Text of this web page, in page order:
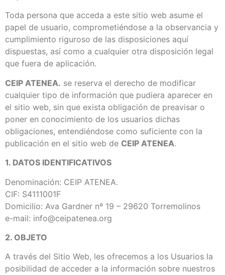
Toda persona que acceda a este sitio web asume el
papel de usuario, comprometiéndose a la observancia y
cumplimiento riguroso de las disposiciones aquí
dispuestas, así como a cualquier otra disposición legal
que fuera de aplicación.
CEIP ATENEA. se reserva el derecho de modificar
cualquier tipo de información que pudiera aparecer en
el sitio web, sin que exista obligación de preavisar o
poner en conocimiento de los usuarios dichas
obligaciones, entendiéndose como suficiente con la
publicación en el sitio web de CEIP ATENEA.
1. DATOS IDENTIFICATIVOS
Denominación: CEIP ATENEA.
CIF: S4111001F
Domicilio: Ava Gardner nº 19 – 29620 Torremolinos
e-mail: info@ceipatenea.org
2. OBJETO
A través del Sitio Web, les ofrecemos a los Usuarios la
posibilidad de acceder a la información sobre nuestros